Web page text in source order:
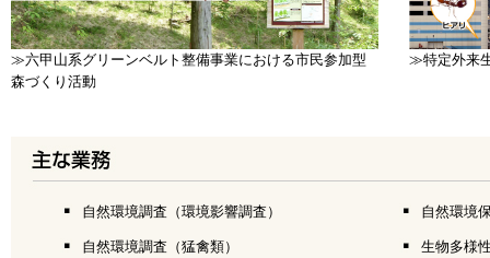
≫六甲山系グリーンベルト整備事業における市民参加型
森づくり活動
≫特定外来
自然環境調査（環境影響調査）
自然環境調査（猛禽類）
自然環境
生物多様